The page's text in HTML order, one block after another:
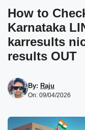
How to
Karnataka
karresults
results OUT
By: Raju
On: 09/04/2026